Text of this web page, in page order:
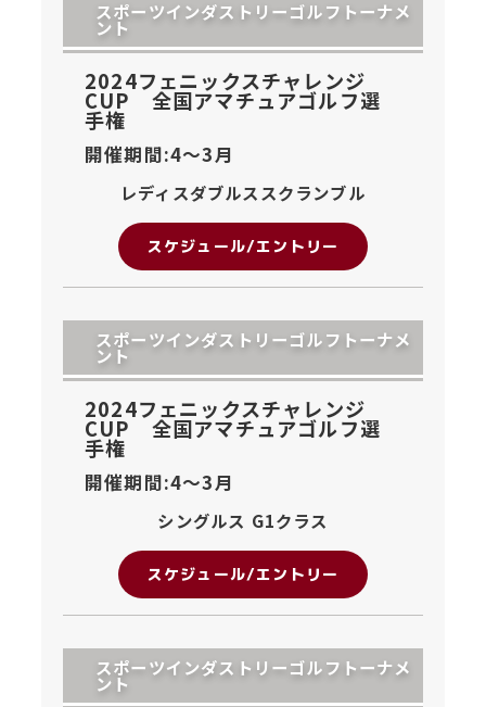
スポーツインダストリーゴルフトーナメ
ント
2024フェニックスチャレンジ
CUP 全国アマチュアゴルフ選
手権
開催期間:4〜3月
レディスダブルススクランブル
スケジュール/エントリー
スポーツインダストリーゴルフトーナメ
ント
2024フェニックスチャレンジ
CUP 全国アマチュアゴルフ選
手権
開催期間:4〜3月
シングルス G1クラス
スケジュール/エントリー
スポーツインダストリーゴルフトーナメ
ント